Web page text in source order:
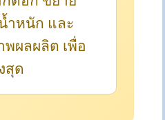
ำหนัก และ
ผลผลิต เพื่อ
สุด